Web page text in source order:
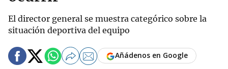
El director general se muestra categórico sobre la
situación deportiva del equipo
Añádenos en Google